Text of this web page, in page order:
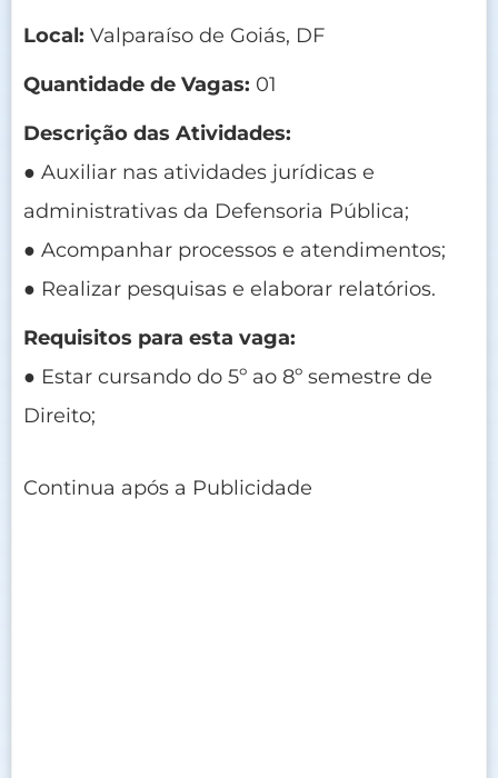
Local: Valparaíso de Goiás, DF
Quantidade de Vagas: 01
Descrição das Atividades:
● Auxiliar nas atividades jurídicas e
administrativas da Defensoria Pública;
● Acompanhar processos e atendimentos;
● Realizar pesquisas e elaborar relatórios.
Requisitos para esta vaga:
● Estar cursando do 5º ao 8º semestre de
Direito;
Continua após a Publicidade